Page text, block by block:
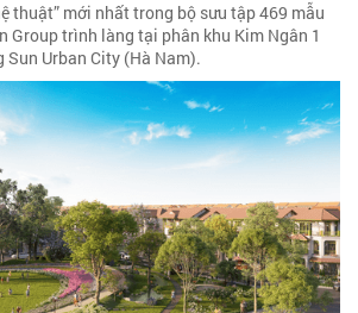
thuật” mới nhất trong bộ sưu tập 469 mẫu
Group trình làng tại phân khu Kim Ngân 1
Urban City (Hà Nam).